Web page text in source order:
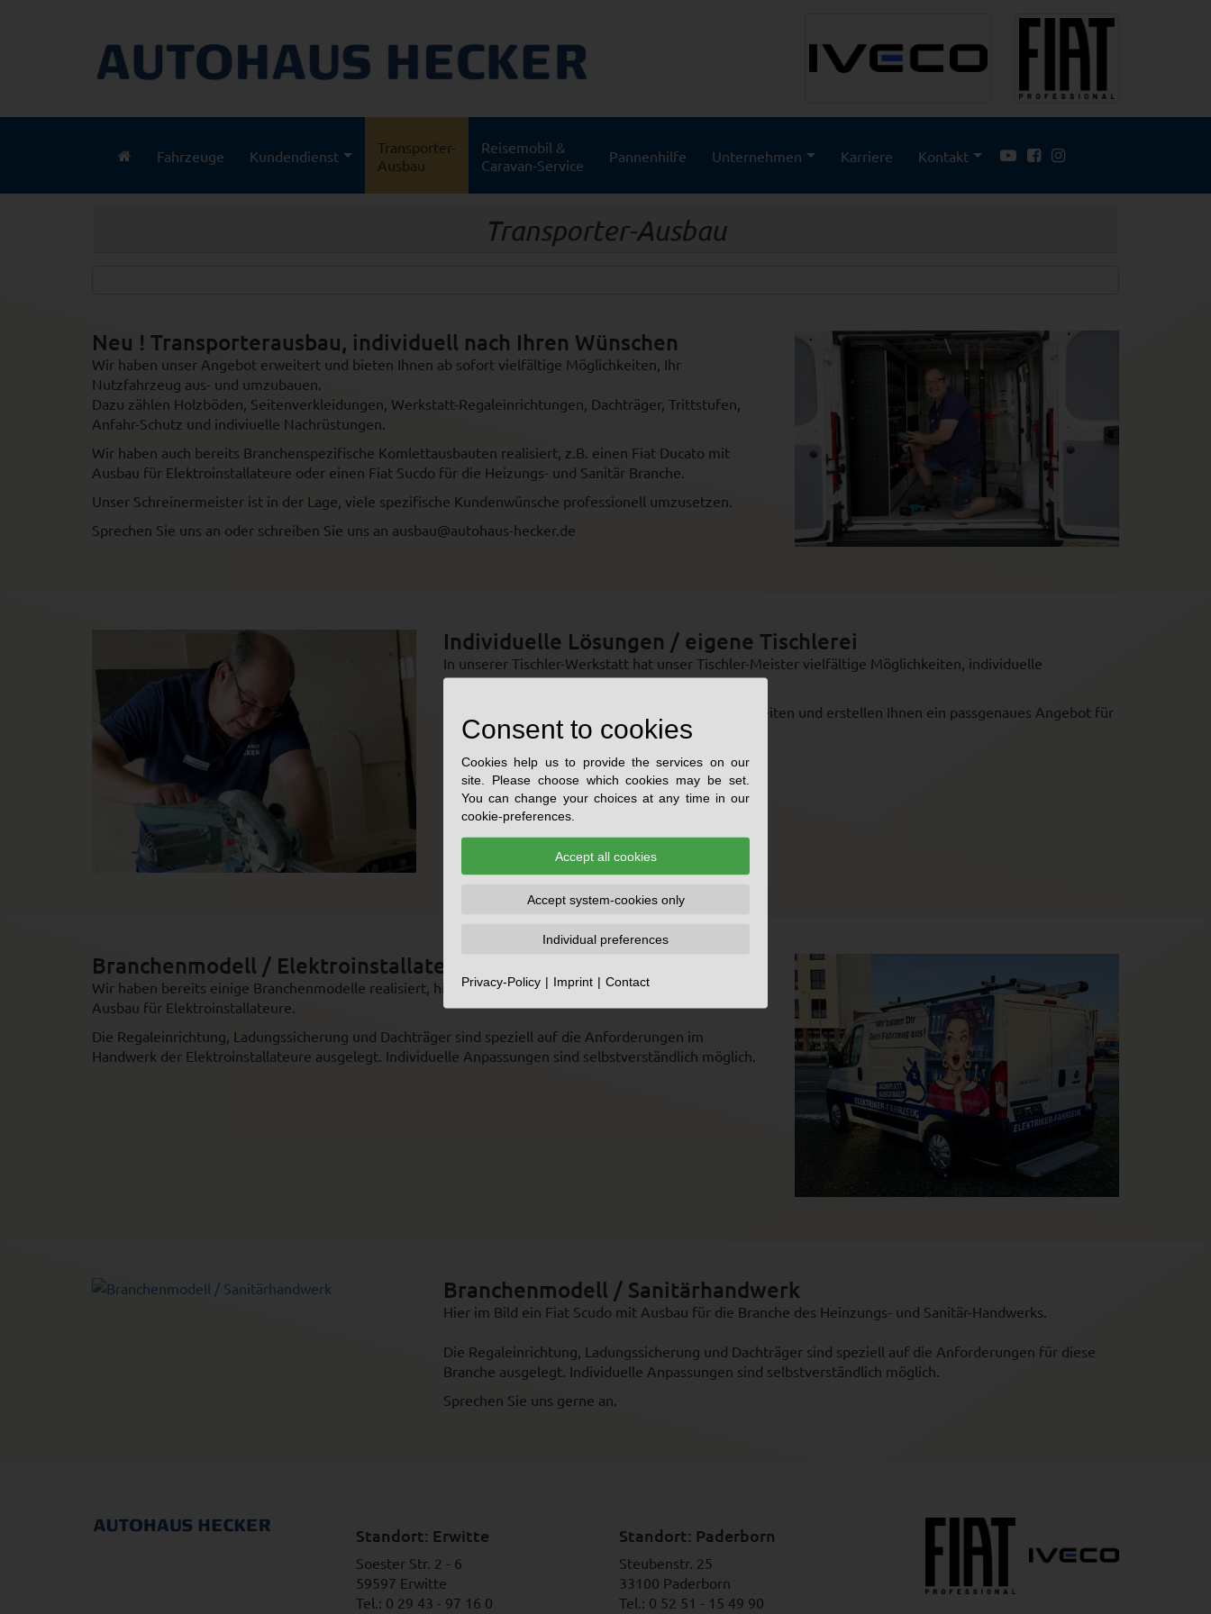
(aktuell)Fahrzeuge Kundendienst
Transporter-
Ausbau
Reisemobil &
Caravan-Service
Pannenhilfe Unternehmen Karriere Kontakt
Transporter-Ausbau
Neu ! Transporterausbau, individuell nach Ihren Wünschen
Wir haben unser Angebot erweitert und bieten Ihnen ab sofort vielfältige Möglichkeiten, Ihr
Nutzfahrzeug aus- und umzubauen.
Dazu zählen Holzböden, Seitenverkleidungen, Werkstatt-Regaleinrichtungen, Dachträger, Trittstufen,
Anfahr-Schutz und indiviuelle Nachrüstungen.
Wir haben auch bereits Branchenspezifische Komlettausbauten realisiert, z.B. einen Fiat Ducato mit
Ausbau für Elektroinstallateure oder einen Fiat Sucdo für die Heizungs- und Sanitär Branche.
Unser Schreinermeister ist in der Lage, viele spezifische Kundenwünsche professionell umzusetzen.
Sprechen Sie uns an oder schreiben Sie uns an ausbau@autohaus-hecker.de
Individuelle Lösungen / eigene Tischlerei
In unserer Tischler-Werkstatt hat unser Tischler-Meister vielfältige Möglichkeiten, individuelle
Kundenwünsche zu gestalten und umzusetzen.
Gerne beraten wir Sie persönlich zu den Möglichkeiten und erstellen Ihnen ein passgenaues Angebot für
Ihren Transporterausbau.
Branchenmodell / Elektroinstallateure
Wir haben bereits einige Branchenmodelle realisiert, hier im Bild ein Fiat Ducato Kastenwagen mit
Ausbau für Elektroinstallateure.
Die Regaleinrichtung, Ladungssicherung und Dachträger sind speziell auf die Anforderungen im
Handwerk der Elektroinstallateure ausgelegt. Individuelle Anpassungen sind selbstverständlich möglich.
Branchenmodell / Sanitärhandwerk
Hier im Bild ein Fiat Scudo mit Ausbau für die Branche des Heinzungs- und Sanitär-Handwerks.
Die Regaleinrichtung, Ladungssicherung und Dachträger sind speziell auf die Anforderungen für diese
Branche ausgelegt. Individuelle Anpassungen sind selbstverständlich möglich.
Sprechen Sie uns gerne an.
Standort: Erwitte
Soester Str. 2 - 6
59597 Erwitte
Tel.: 0 29 43 - 97 16 0
Standort: Paderborn
Steubenstr. 25
33100 Paderborn
Tel.: 0 52 51 - 15 49 90
Consent to cookies
Cookies help us to provide the services on our
site. Please choose which cookies may be set.
You can change your choices at any time in our
cookie-preferences.
Accept all cookies
Accept system-cookies only
Individual preferences
Privacy-Policy Imprint Contact